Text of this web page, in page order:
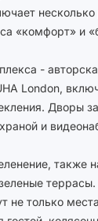
ряд
несколько
«комфорт» и
-
London,
Дворы
и
также
не только